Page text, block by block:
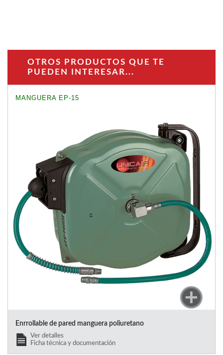
OTROS PRODUCTOS QUE TE
PUEDEN INTERESAR...
MANGUERA EP-15
Enrrollable de pared manguera poliuretano
Ver detalles
Ficha técnica y documentación